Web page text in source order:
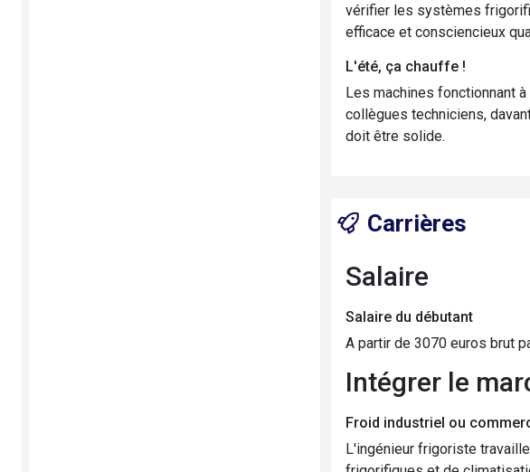
vérifier les systèmes
efficace et consciencieux
L'été, ça chauffe !
Les machines fonctionnant
collègues techniciens,
doit être solide.
Carrières
Salaire
Salaire du débutant
A partir de 3070 euros brut
Intégrer le
Froid industriel ou
L'ingénieur frigoriste